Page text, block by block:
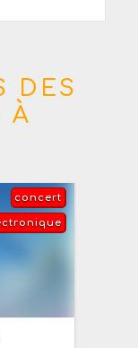
DES
À
concert